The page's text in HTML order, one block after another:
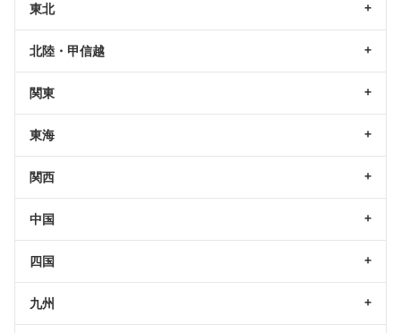
東北
北陸・甲信越
関東
東海
関西
中国
四国
九州